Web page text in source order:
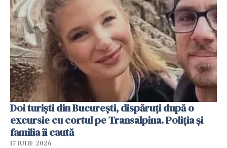
Doi turiști din București, dispăruți după o
excursie cu cortul pe Transalpina. Poliția și
familia îi caută
17 IULIE 2026